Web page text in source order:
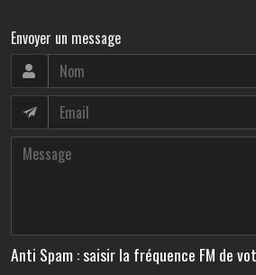
Envoyer un message
Anti Spam : saisir la fréquence FM de